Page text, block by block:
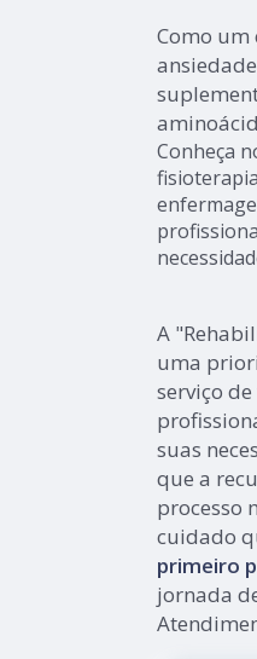
Como
Conheça
A
uma
serviço de
suas
que a
processo
cuidado
primeiro
jornada